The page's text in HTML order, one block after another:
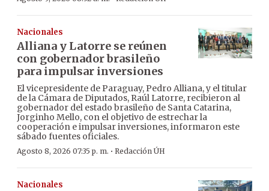
Nacionales
Alliana y Latorre se reúnen
con gobernador brasileño
para impulsar inversiones
El vicepresidente de Paraguay, Pedro Alliana, y el titular
de la Cámara de Diputados, Raúl Latorre, recibieron al
gobernador del estado brasileño de Santa Catarina,
Jorginho Mello, con el objetivo de estrechar la
cooperación e impulsar inversiones, informaron este
sábado fuentes oficiales.
Agosto 8, 2026 07:35 p. m. · Redacción ÚH
Nacionales